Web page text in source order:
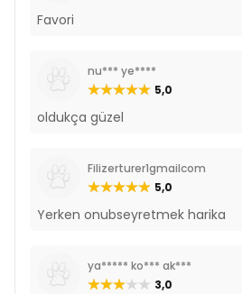
Favori
nu*** ye****
5,0
oldukça güzel
Filizerturer1gmailcom
5,0
Yerken onubseyretmek harika
ya***** ko*** ak***
3,0